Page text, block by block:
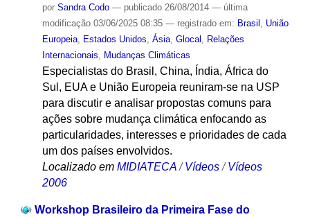
por Sandra Codo — publicado26/08/2014 — última
modificação03/06/2025 08:35 — registrado em: Brasil , União
Europeia, Estados Unidos, Ásia, Glocal , Relações
Internacionais, Mudanças Climáticas
Especialistas do Brasil, China, Índia, África do
Sul, EUA e União Europeia reuniram-se na USP
para discutir e analisar propostas comuns para
ações sobre mudança climática enfocando as
particularidades, interesses e prioridades de cada
um dos países envolvidos.
Localizado em MIDIATECA /Vídeos /Vídeos
2006
Workshop Brasileiro da Primeira Fase do